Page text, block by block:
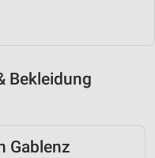
Bekleidung
Gablenz